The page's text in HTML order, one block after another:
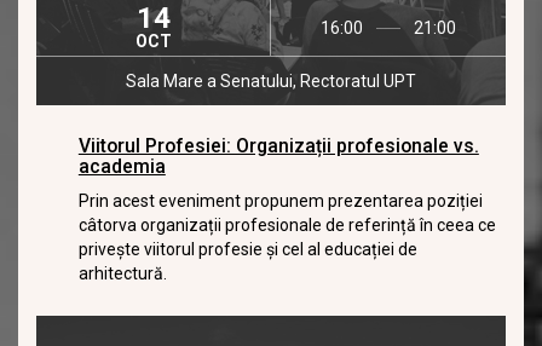
14
OCT
16:00 21:00
Sala Mare a Senatului, Rectoratul UPT
Viitorul Profesiei: Organizații profesionale vs.
academia
Prin acest eveniment propunem prezentarea poziției
câtorva organizații profesionale de referință în ceea ce
privește viitorul profesie și cel al educației de
arhitectură.